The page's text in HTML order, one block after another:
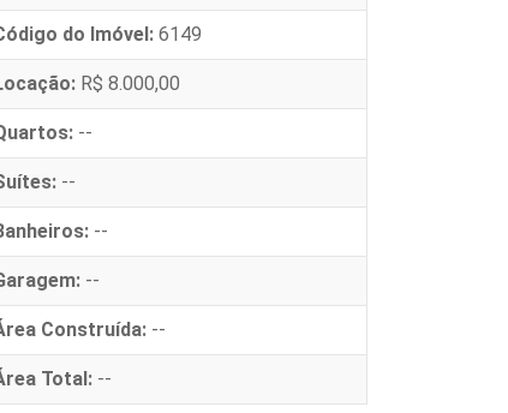
do Imóvel: 6149
R$ 8.000,00
--
--
--
--
Construída: --
Total: --